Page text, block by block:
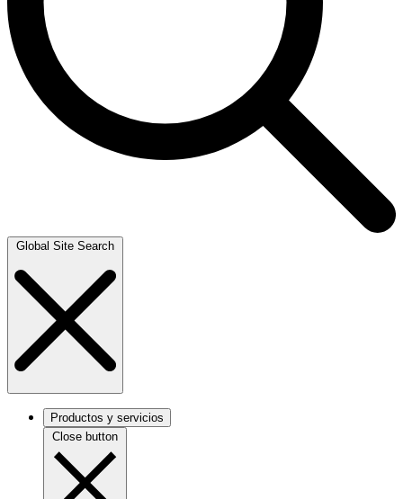
Global Site Search
Productos y servicios
Close button